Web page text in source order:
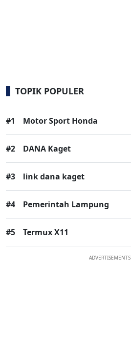
TOPIK POPULER
#1 Motor Sport Honda
#2 DANA Kaget
#3 link dana kaget
#4 Pemerintah Lampung
#5 Termux X11
ADVERTISEMENTS